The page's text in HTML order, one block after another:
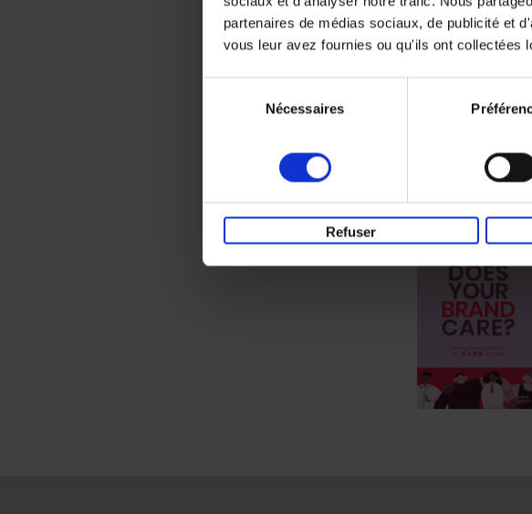
partenaires de médias sociaux, de publicité et
vous leur avez fournies ou qu'ils ont collectées
Nécessaires
Refuser